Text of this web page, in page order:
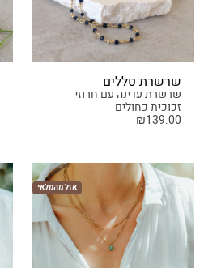
שרשרת טללים
שרשרת עדינה עם חרוזי
זכוכית כחולים
₪139.00
אזל מהמלאי